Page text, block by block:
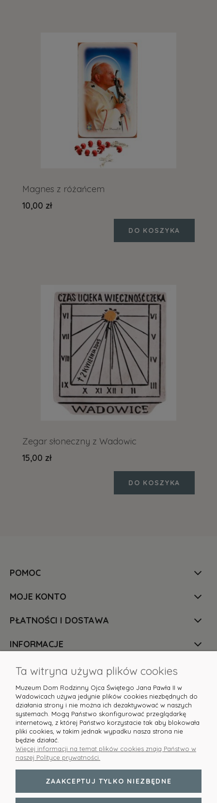
Magnes z różańcem
10,00 zł
DO KOSZYKA
Zegar słoneczny z Wadowic
15,00 zł
DO KOSZYKA
POMOC
MOJE KONTO
PŁATNOŚCI I DOSTAWA
INFORMACJE
O NAS
Masz pytania? Służymy pomocą! Skontaktuj się z
nami:sklep@domjp2.pl lub tel.
Ta witryna używa plików cookies
Muzeum Dom Rodzinny Ojca Świętego Jana Pawła II w
Wadowicach używa jedynie plików cookies niezbędnych do
działania strony i nie można ich dezaktywować w naszych
systemach. Mogą Państwo skonfigurować przeglądarkę
internetową, z której Państwo korzystacie tak aby blokowała
pliki cookies, w takim jednak wypadku nasza strona nie
będzie działać.
Więcej informacji na temat plików cookies znają Państwo w
naszej Polityce prywatności.
ZAAKCEPTUJ TYLKO NIEZBĘDNE